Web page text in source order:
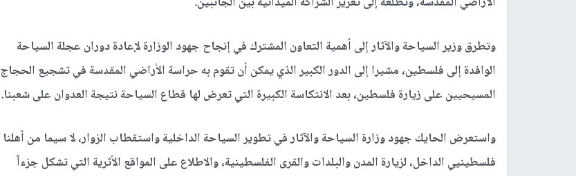
وتطرق وزير السياحة والآثار إلى أهمية التعاون المشترك في إنجاح جهود الوزارة لإعادة دوران عجلة السياحة
الوافدة إلى فلسطين، مشيرا إلى الدور الكبير الذي يمكن أن تقوم به حراسة الأراضي المقدسة في تشجيع الحجاج
المسيحيين على زيارة فلسطين، بعد الانتكاسة الكبيرة التي تعرض لها قطاع السياحة نتيجة العدوان على شعبنا.
واستعرض الحايك جهود وزارة السياحة والآثار في تطوير السياحة الداخلية واستقطاب الزوار، لا سيما من أهلنا
فلسطينيي الداخل، لزيارة المدن والبلدات والقرى الفلسطينية، والاطلاع على المواقع الأثرية التي تشكل جزءاً